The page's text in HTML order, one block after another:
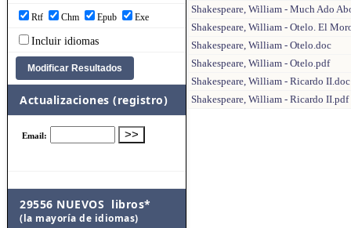
Rtf Chm Epub Exe
Incluir idiomas
Actualizaciones (registro)
29556 NUEVOS libros*
(la mayoría de idiomas)
Shakespeare, William - Much Ado
Shakespeare, William - Otelo. El
Shakespeare, William - Otelo.doc
Shakespeare, William - Otelo.pdf
Shakespeare, William - Ricardo II.doc
Shakespeare, William - Ricardo II.pdf